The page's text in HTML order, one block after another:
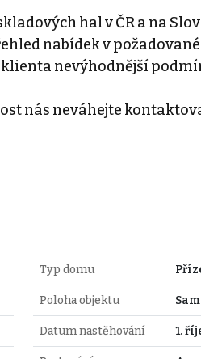
hal v ČR a na
nabídek v
nevýhodnější
nás neváhejte
Typ domu
Poloha objektu
Datum nastěhování 1.